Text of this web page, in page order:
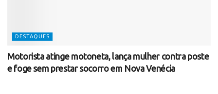
DESTAQUES
Motorista atinge motoneta, lança mulher contra poste
e foge sem prestar socorro em Nova Venécia